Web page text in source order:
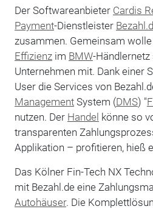
Der Softwareanbieter Cardis
Payment-Dienstleister
zusammen. Gemeinsam
Effizienzim BMW-
Unternehmen mit. Dank einer
User die Services von
ManagementSystem (DMS) "
nutzen. Der Handel könne so
transparenten
Applikation – profitieren, hieß
Das Kölner Fin-Tech NX
mit Bezahl.de eine
Autohäuser. Die